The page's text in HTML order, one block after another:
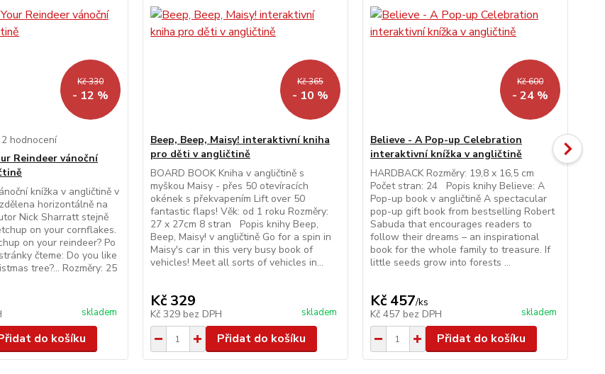
Kč 330
- 12 %
2 hodnocení
Reindeer vánoční
knížka v angličtině v
horizontálně na
Nick Sharratt stejně
on your cornflakes.
on your reindeer? Po
čteme: Do you like
tree?... Rozměry: 25
skladem
do košíku
Kč 365
- 10 %
Beep, Beep, Maisy! interaktivní kniha
pro děti v angličtině
BOARD BOOK Kniha v angličtině s
myškou Maisy - přes 50 otevíracích
okének s překvapením Lift over 50
fantastic flaps! Věk: od 1 roku Rozměry:
27 x 27cm 8 stran Popis knihy Beep,
Beep, Maisy! v angličtině Go for a spin in
Maisy's car in this very busy book of
vehicles! Meet all sorts of vehicles in...
Kč 329
Kč 329 bez DPH skladem
Přidat do košíku
Kč 600
- 24 %
Believe - A Pop-up Celebration
interaktivní knížka v angličtině
HARDBACK Rozměry: 19,8 x 16,5 cm
Počet stran: 24 Popis knihy Believe: A
Pop-up book v angličtině A spectacular
pop-up gift book from bestselling Robert
Sabuda that encourages readers to
follow their dreams – an inspirational
book for the whole family to treasure. If
little seeds grow into forests ...
Kč 457/ks
Kč 457 bez DPH skladem
Přidat do košíku